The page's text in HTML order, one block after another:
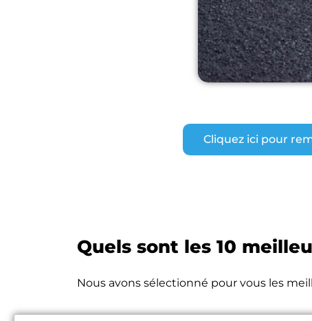
Cliquez ici pour
Quels sont les 10
Nous avons sélectionné pour vous les